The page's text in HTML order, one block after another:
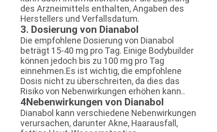
des Arzneimittels enthalten, Angaben des
Herstellers und Verfallsdatum.
3. Dosierung von Dianabol
Die empfohlene Dosierung von Dianabol
beträgt 15-40 mg pro Tag. Einige Bodybuilder
können jedoch bis zu 100 mg pro Tag
einnehmen.Es ist wichtig, die empfohlene
Dosis nicht zu überschreiten, da dies das
Risiko von Nebenwirkungen erhöhen kann..
4Nebenwirkungen von Dianabol
Dianabol kann verschiedene Nebenwirkungen
verursachen, darunter Akne, Haarausfall,